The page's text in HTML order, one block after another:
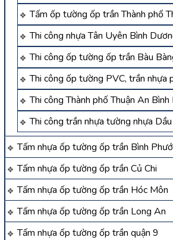
Tấm ốp tường ốp trần Thành phố
Thi công nhựa Tân Uyên Bình
Thi công ốp tường ốp trần Bàu
Thi công ốp tường PVC, trần nhựa
Thi công Thành phố Thuận An
Thi công trần nhựa tường nhựa
Tấm nhựa ốp tường ốp trần Bình
Tấm nhựa ốp tường ốp trần Củ Chi
Tấm nhựa ốp tường ốp trần Hóc Môn
Tấm nhựa ốp tường ốp trần Long An
Tấm nhựa ốp tường ốp trần quận 9